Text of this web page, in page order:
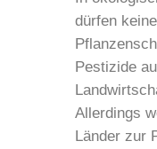
dürfen
Pestizide
Allerdings
Länder zur